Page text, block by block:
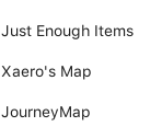
Just Enough Items
Xаero's Mаp
JourneyMap